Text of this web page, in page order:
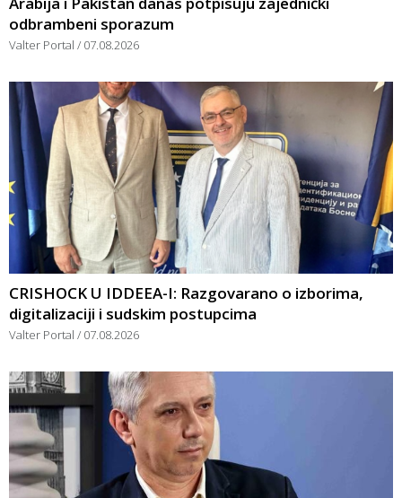
odbrambeni sporazum
Valter Portal 07.08.2026
CRISHOCK U IDDEEA-I: Razgovarano o izborima,
digitalizaciji i sudskim postupcima
Valter Portal 07.08.2026